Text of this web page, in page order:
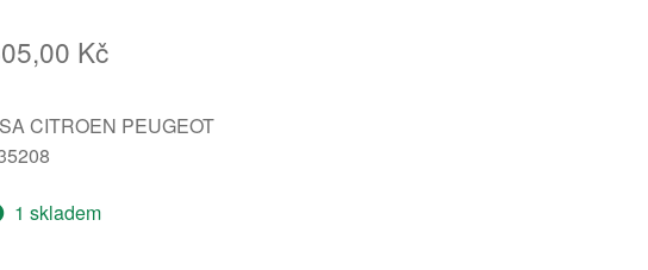
Kč
CITROEN PEUGEOT
1 skladem